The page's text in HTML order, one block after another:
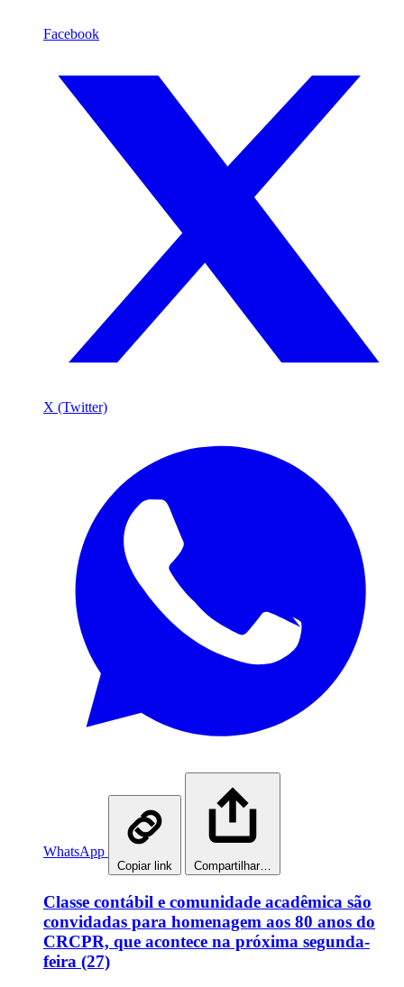
Facebook
X (Twitter)
WhatsApp
Copiar link Compartilhar…
Classe contábil e comunidade acadêmica são
convidadas para homenagem aos 80 anos do
CRCPR, que acontece na próxima segunda-
feira (27)